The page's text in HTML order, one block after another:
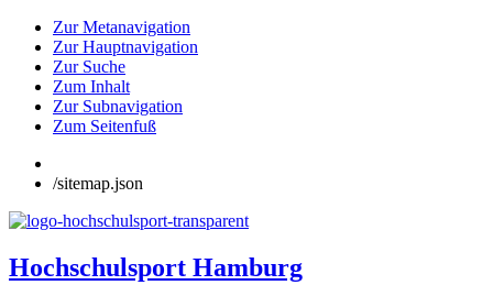
Zur Metanavigation
Zur Hauptnavigation
Zur Suche
Zum Inhalt
Zur Subnavigation
Zum Seitenfuß
/sitemap.json
Hochschulsport Hamburg